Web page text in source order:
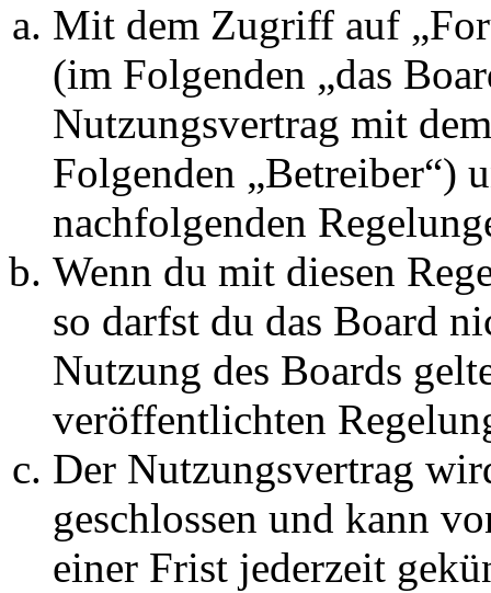
Mit dem Zugriff auf
(im Folgenden „das
Nutzungsvertrag mit
Folgenden „Betreiber“)
nachfolgenden
Wenn du mit diesen
so darfst du das Board
Nutzung des Boards
veröffentlichten
Der Nutzungsvertrag
geschlossen und kann
einer Frist jederzeit